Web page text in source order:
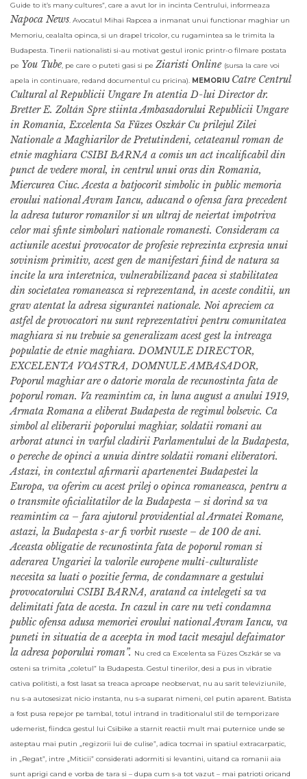
Guide to it’s many cultures”, care a avut lor in incinta Centrului, informeaza
Napoca News. Avocatul Mihai Rapcea a inmanat unui functionar maghiar un
Memoriu, cealalta opinca, si un drapel tricolor, cu rugamintea sa le trimita la
Budapesta.Tinerii nationalisti si-au motivat gestul ironic printr-o filmare postata
pe You Tube, pe care o puteti gasi si pe Ziaristi Online (sursa la care voi
apela in continuare, redand documentul cu pricina). MEMORIU Catre Centrul
Cultural al Republicii Ungare In atentia D-lui Director dr.
Bretter E. Zoltán Spre stiinta Ambasadorului Republicii Ungare
in Romania, Excelenta Sa Füzes Oszkár Cu prilejul Zilei
Nationale a Maghiarilor de Pretutindeni, cetateanul roman de
etnie maghiara CSIBI BARNA a comis un act incalificabil din
punct de vedere moral, in centrul unui oras din Romania,
Miercurea Ciuc. Acesta a batjocorit simbolic in public memoria
eroului national Avram Iancu, aducand o ofensa fara precedent
la adresa tuturor romanilor si un ultraj de neiertat impotriva
celor mai sfinte simboluri nationale romanesti. Consideram ca
actiunile acestui provocator de profesie reprezinta expresia unui
sovinism primitiv, acest gen de manifestari fiind de natura sa
incite la ura interetnica, vulnerabilizand pacea si stabilitatea
din societatea romaneasca si reprezentand, in aceste conditii, un
grav atentat la adresa sigurantei nationale. Noi apreciem ca
astfel de provocatori nu sunt reprezentativi pentru comunitatea
maghiara si nu trebuie sa generalizam acest gest la intreaga
populatie de etnie maghiara. DOMNULE DIRECTOR,
EXCELENTA VOASTRA, DOMNULE AMBASADOR,
Poporul maghiar are o datorie morala de recunostinta fata de
poporul roman. Va reamintim ca, in luna august a anului 1919,
Armata Romana a eliberat Budapesta de regimul bolsevic. Ca
simbol al eliberarii poporului maghiar, soldatii romani au
arborat atunci in varful cladirii Parlamentului de la Budapesta,
o pereche de opinci a unuia dintre soldatii romani eliberatori.
Astazi, in contextul afirmarii apartenentei Budapestei la
Europa, va oferim cu acest prilej o opinca romaneasca, pentru a
o transmite oficialitatilor de la Budapesta – si dorind sa va
reamintim ca – fara ajutorul providential al Armatei Romane,
astazi, la Budapesta s-ar fi vorbit ruseste – de 100 de ani.
Aceasta obligatie de recunostinta fata de poporul roman si
aderarea Ungariei la valorile europene multi-culturaliste
necesita sa luati o pozitie ferma, de condamnare a gestului
provocatorului CSIBI BARNA, aratand ca intelegeti sa va
delimitati fata de acesta. In cazul in care nu veti condamna
public ofensa adusa memoriei eroului national Avram Iancu, va
puneti in situatia de a aceepta in mod tacit mesajul defaimator
la adresa poporului roman”. Nu cred ca Excelenta sa Füzes Oszkár se va
osteni sa trimita „coletul” la Budapesta. Gestul tinerilor, desi a pus in vibratie
cativa politisti, a fost lasat sa treaca aproape neobservat, nu au sarit televiziunile,
nu s-a autosesizat nicio instanta, nu s-a suparat nimeni, cel putin aparent. Batista
a fost pusa repejor pe tambal, totul intrand in traditionalul stil de temporizare
udemerist, fiindca gestul lui Csibike a starnit reactii mult mai puternice unde se
asteptau mai putin „regizorii lui de culise”, adica tocmai in spatiul extracarpatic,
in „Regat”, intre „Miticii” considerati adormiti si levantini, uitand ca romanii aia
sunt aprigi cand e vorba de tara si – dupa cum s-a tot vazut – mai patrioti oricand